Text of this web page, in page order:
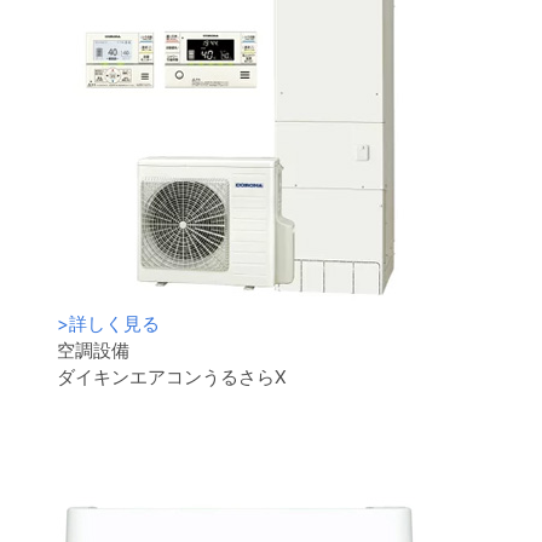
>詳しく見る
空調設備
ダイキンエアコンうるさらX